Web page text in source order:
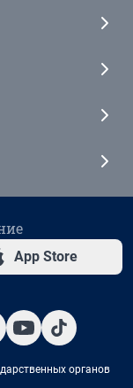
App Store
органов